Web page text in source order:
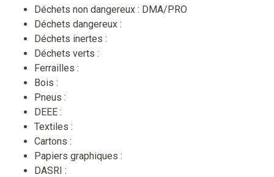
Déchets non dangereux : DMA/PRO
Déchets dangereux :
Déchets inertes :
Déchets verts :
Ferrailles :
Bois :
Pneus :
DEEE :
Textiles :
Cartons :
Papiers graphiques :
DASRI :